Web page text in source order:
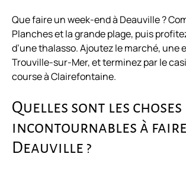
Que faire un week-end à Deauville ?
Planches et la grande plage, puis
d’une thalasso. Ajoutez le marché, une
Trouville-sur-Mer, et terminez par le
course à Clairefontaine.
Quelles sont les choses
incontournables à
Deauville ?